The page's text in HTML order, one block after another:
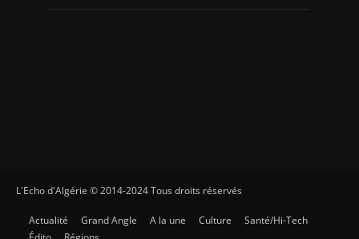
L'Echo d'Algérie © 2014-2024 Tous droits réservés
Actualité Grand Angle A la une Culture
Santé/Hi-Tech